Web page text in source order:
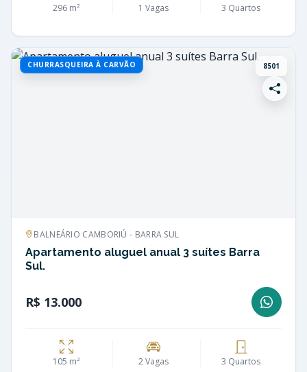
296 m² 1 Vagas 3 Quartos
CHURRASQUEIRA À CARVÃO 8501
BALNEÁRIO CAMBORIÚ - BARRA SUL
Apartamento aluguel anual 3 suítes Barra
Sul.
R$ 13.000
105 m² 2 Vagas 3 Quartos